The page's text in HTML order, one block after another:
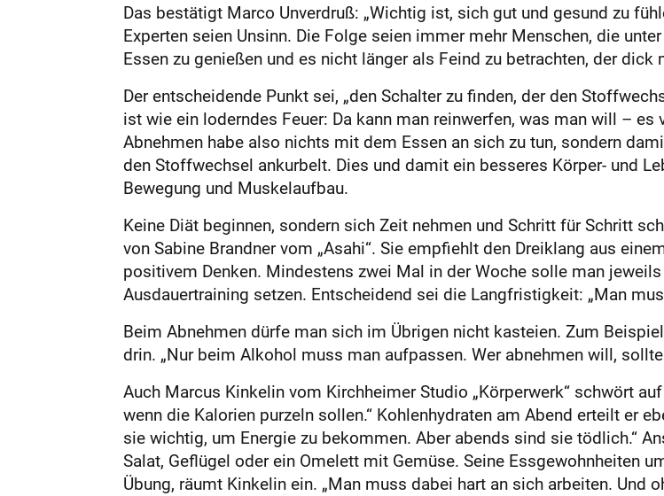
Das bestätigt Marco Unverdruß: „Wichtig ist, sich gut und gesund zu
Experten seien Unsinn. Die Folge seien immer mehr Menschen, die
Essen zu genießen und es nicht länger als Feind zu betrachten, der dick
Der entscheidende Punkt sei, „den Schalter zu finden, der den
ist wie ein loderndes Feuer: Da kann man reinwerfen, was man will – es
Abnehmen habe also nichts mit dem Essen an sich zu tun, sondern
den Stoffwechsel ankurbelt. Dies und damit ein besseres Körper- und
Bewegung und Muskelaufbau.
Keine Diät beginnen, sondern sich Zeit nehmen und Schritt für Schritt
von Sabine Brandner vom „Asahi“. Sie empfiehlt den Dreiklang aus
positivem Denken. Mindestens zwei Mal in der Woche solle man
Ausdauertraining setzen. Entscheidend sei die Langfristigkeit: „Man
Beim Abnehmen dürfe man sich im Übrigen nicht kasteien. Zum
drin. „Nur beim Alkohol muss man aufpassen. Wer abnehmen will,
Auch Marcus Kinkelin vom Kirchheimer Studio „Körperwerk“ schwört
wenn die Kalorien purzeln sollen.“ Kohlenhydraten am Abend erteilt er
sie wichtig, um Energie zu bekommen. Aber abends sind sie tödlich.“
Salat, Geflügel oder ein Omelett mit Gemüse. Seine Essgewohnheiten
Übung, räumt Kinkelin ein. „Man muss dabei hart an sich arbeiten. Und